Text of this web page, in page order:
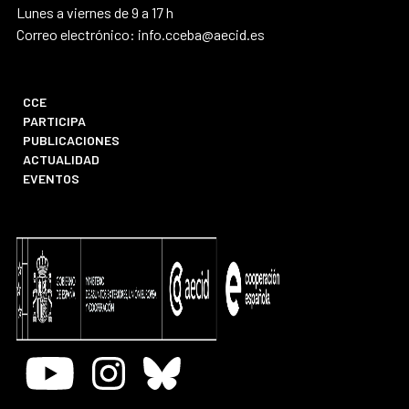
Lunes a viernes de 9 a 17 h
Correo electrónico: info.cceba@aecid.es
CCE
PARTICIPA
PUBLICACIONES
ACTUALIDAD
EVENTOS
Youtube InstagramBluesky